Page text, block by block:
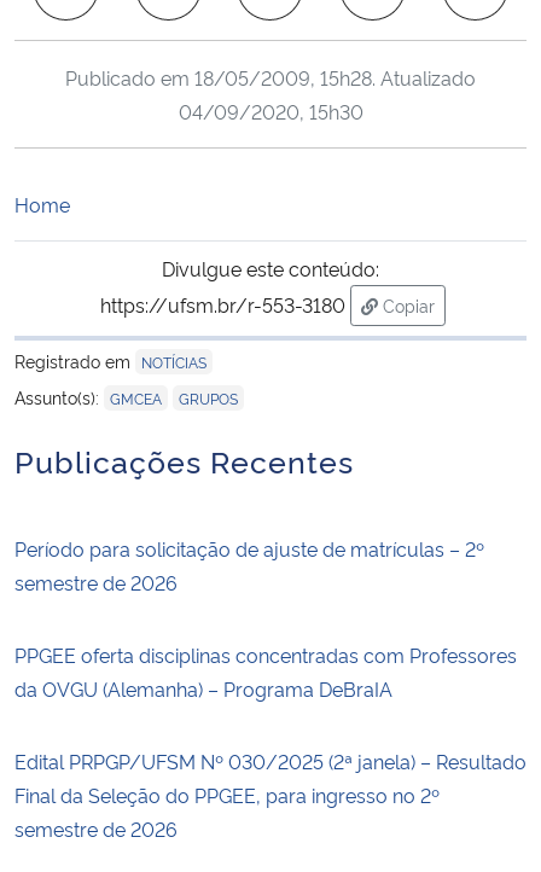
Ministério da Saúde
Ministério de Minas e Energia
Ministério da Ciência, Tecnologia, Inovações e Comunicações
Ministério do Meio Ambiente
Ministério do Desenvolvimento Regional
Controladoria-Geral da União
Ministério da Mulher, da Família e dos Direitos Humanos
Gabinete de Segurança Institucional
Banco Central do Brasil
Publicado em 18/05/2009, 15h28. Atualizado
04/09/2020, 15h30
Home
Divulgue este conteúdo:
https://ufsm.br/r-553-3180
Copiar
para área de
Registrado em
NOTÍCIAS
Assunto(s): GMCEA GRUPOS
Publicações Recentes
Período para solicitação de ajuste de matrículas – 2º
semestre de 2026
PPGEE oferta disciplinas concentradas com Professores
da OVGU (Alemanha) – Programa DeBraIA
Edital PRPGP/UFSM Nº 030/2025 (2ª janela) – Resultado
Final da Seleção do PPGEE, para ingresso no 2º
semestre de 2026